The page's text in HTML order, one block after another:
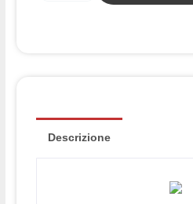
Descrizione